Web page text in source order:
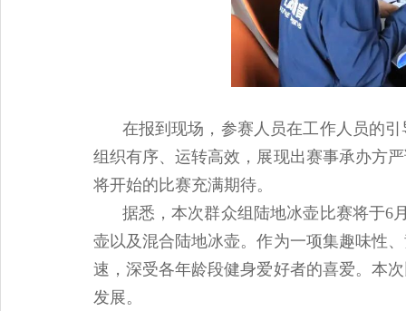
在报到现场，参赛人员在工作人员的
组织有序、运转高效，展现出赛事承办方
将开始的比赛充满期待。
据悉，本次群众组陆地冰壶比赛将于6
壶以及混合陆地冰壶。作为一项集趣味性
速，深受各年龄段健身爱好者的喜爱。本
发展。